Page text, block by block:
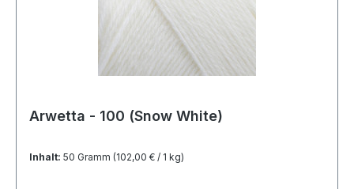
Arwetta - 100 (Snow White)
Inhalt: 50 Gramm (102,00 € / 1 kg)